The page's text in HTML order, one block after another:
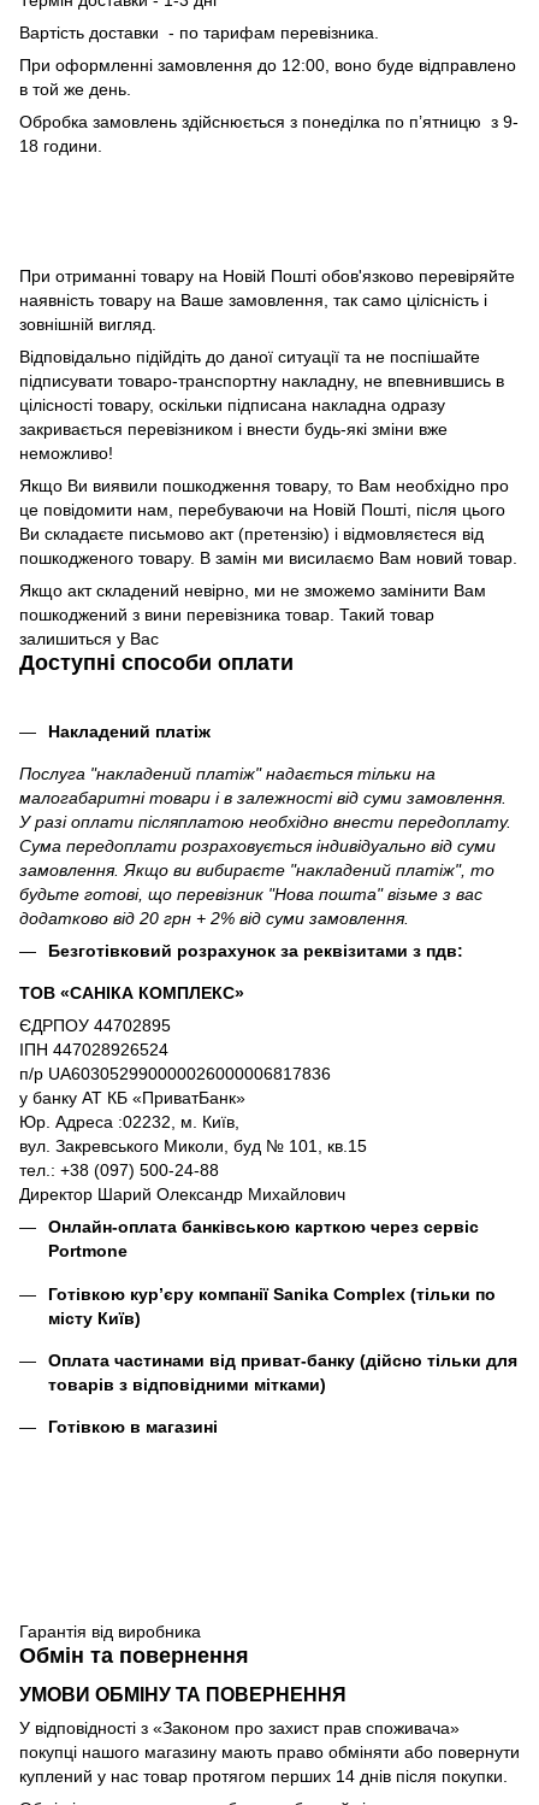
Вартість доставки - по тарифам перевізника.
При оформленні замовлення до 12:00, воно буде відправлено
в той же день.
Обробка замовлень здійснюється з понеділка по п’ятницю з 9-
18 години.
При отриманні товару на Новій Пошті обов'язково перевіряйте
наявність товару на Ваше замовлення, так само цілісність і
зовнішній вигляд.
Відповідально підійдіть до даної ситуації та не поспішайте
підписувати товаро-транспортну накладну, не впевнившись в
цілісності товару, оскільки підписана накладна одразу
закривається перевізником і внести будь-які зміни вже
неможливо!
Якщо Ви виявили пошкодження товару, то Вам необхідно про
це повідомити нам, перебуваючи на Новій Пошті, після цього
Ви складаєте письмово акт (претензію) і відмовляєтеся від
пошкодженого товару. В замін ми висилаємо Вам новий товар.
Якщо акт складений невірно, ми не зможемо замінити Вам
пошкоджений з вини перевізника товар. Такий товар
залишиться у Вас
Доступні способи оплати
Накладений платіж
Послуга "накладений платіж" надається тільки на
малогабаритні товари і в залежності від суми замовлення.
У разі оплати післяплатою необхідно внести передоплату.
Сума передоплати розраховується індивідуально від суми
замовлення. Якщо ви вибираєте "накладений платіж", то
будьте готові, що перевізник "Нова пошта" візьме з вас
додатково від 20 грн + 2% від суми замовлення.
Безготівковий розрахунок за реквізитами з пдв:
ТОВ «САНІКА КОМПЛЕКС»
ЄДРПОУ 44702895
ІПН 447028926524
п/р UA603052990000026000006817836
у банку АТ КБ «ПриватБанк»
Юр. Адреса :02232, м. Київ,
вул. Закревського Миколи, буд № 101, кв.15
тел.: +38 (097) 500-24-88
Директор Шарий Олександр Михайлович
Онлайн-оплата банківською карткою через сервіс
Portmone
Готівкою кур’єру компаніїSanika Complex (тільки по
місту Київ)
Оплата частинами від приват-банку (дійсно тільки для
товарів з відповідними мітками)
Готівкою в магазині
Гарантія від виробника
Обмін та повернення
УМОВИ ОБМІНУ ТА ПОВЕРНЕННЯ
У відповідності з «Законом про захист прав споживача»
покупці нашого магазину мають право обміняти або повернути
куплений у нас товар протягом перших 14 днів після покупки.